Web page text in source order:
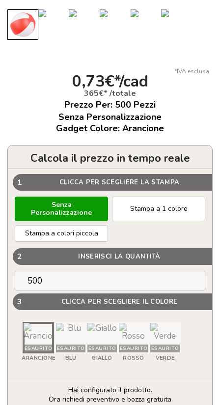
*IVA esclusa
0,73€*/cad
365€* /totale
Prezzo Per: 500 Pezzi
Senza Personalizzazione
Gadget Colore: Arancione
Calcola il prezzo in tempo reale
1 CLICCA PER SCEGLIERE LA STAMPA
Senza
Personalizzazione
Stampa a 1 colore
Stampa a colori piccola
2 INSERISCI LA QUANTITÀ
3 CLICCA PER SCEGLIERE IL COLORE
ESAURITO
ARANCIONE
ESAURITO
BLU
ESAURITO
GIALLO
ESAURITO
ROSSO
ESAURITO
VERDE
Hai configurato il prodotto.
Ora richiedi preventivo e bozza gratuita